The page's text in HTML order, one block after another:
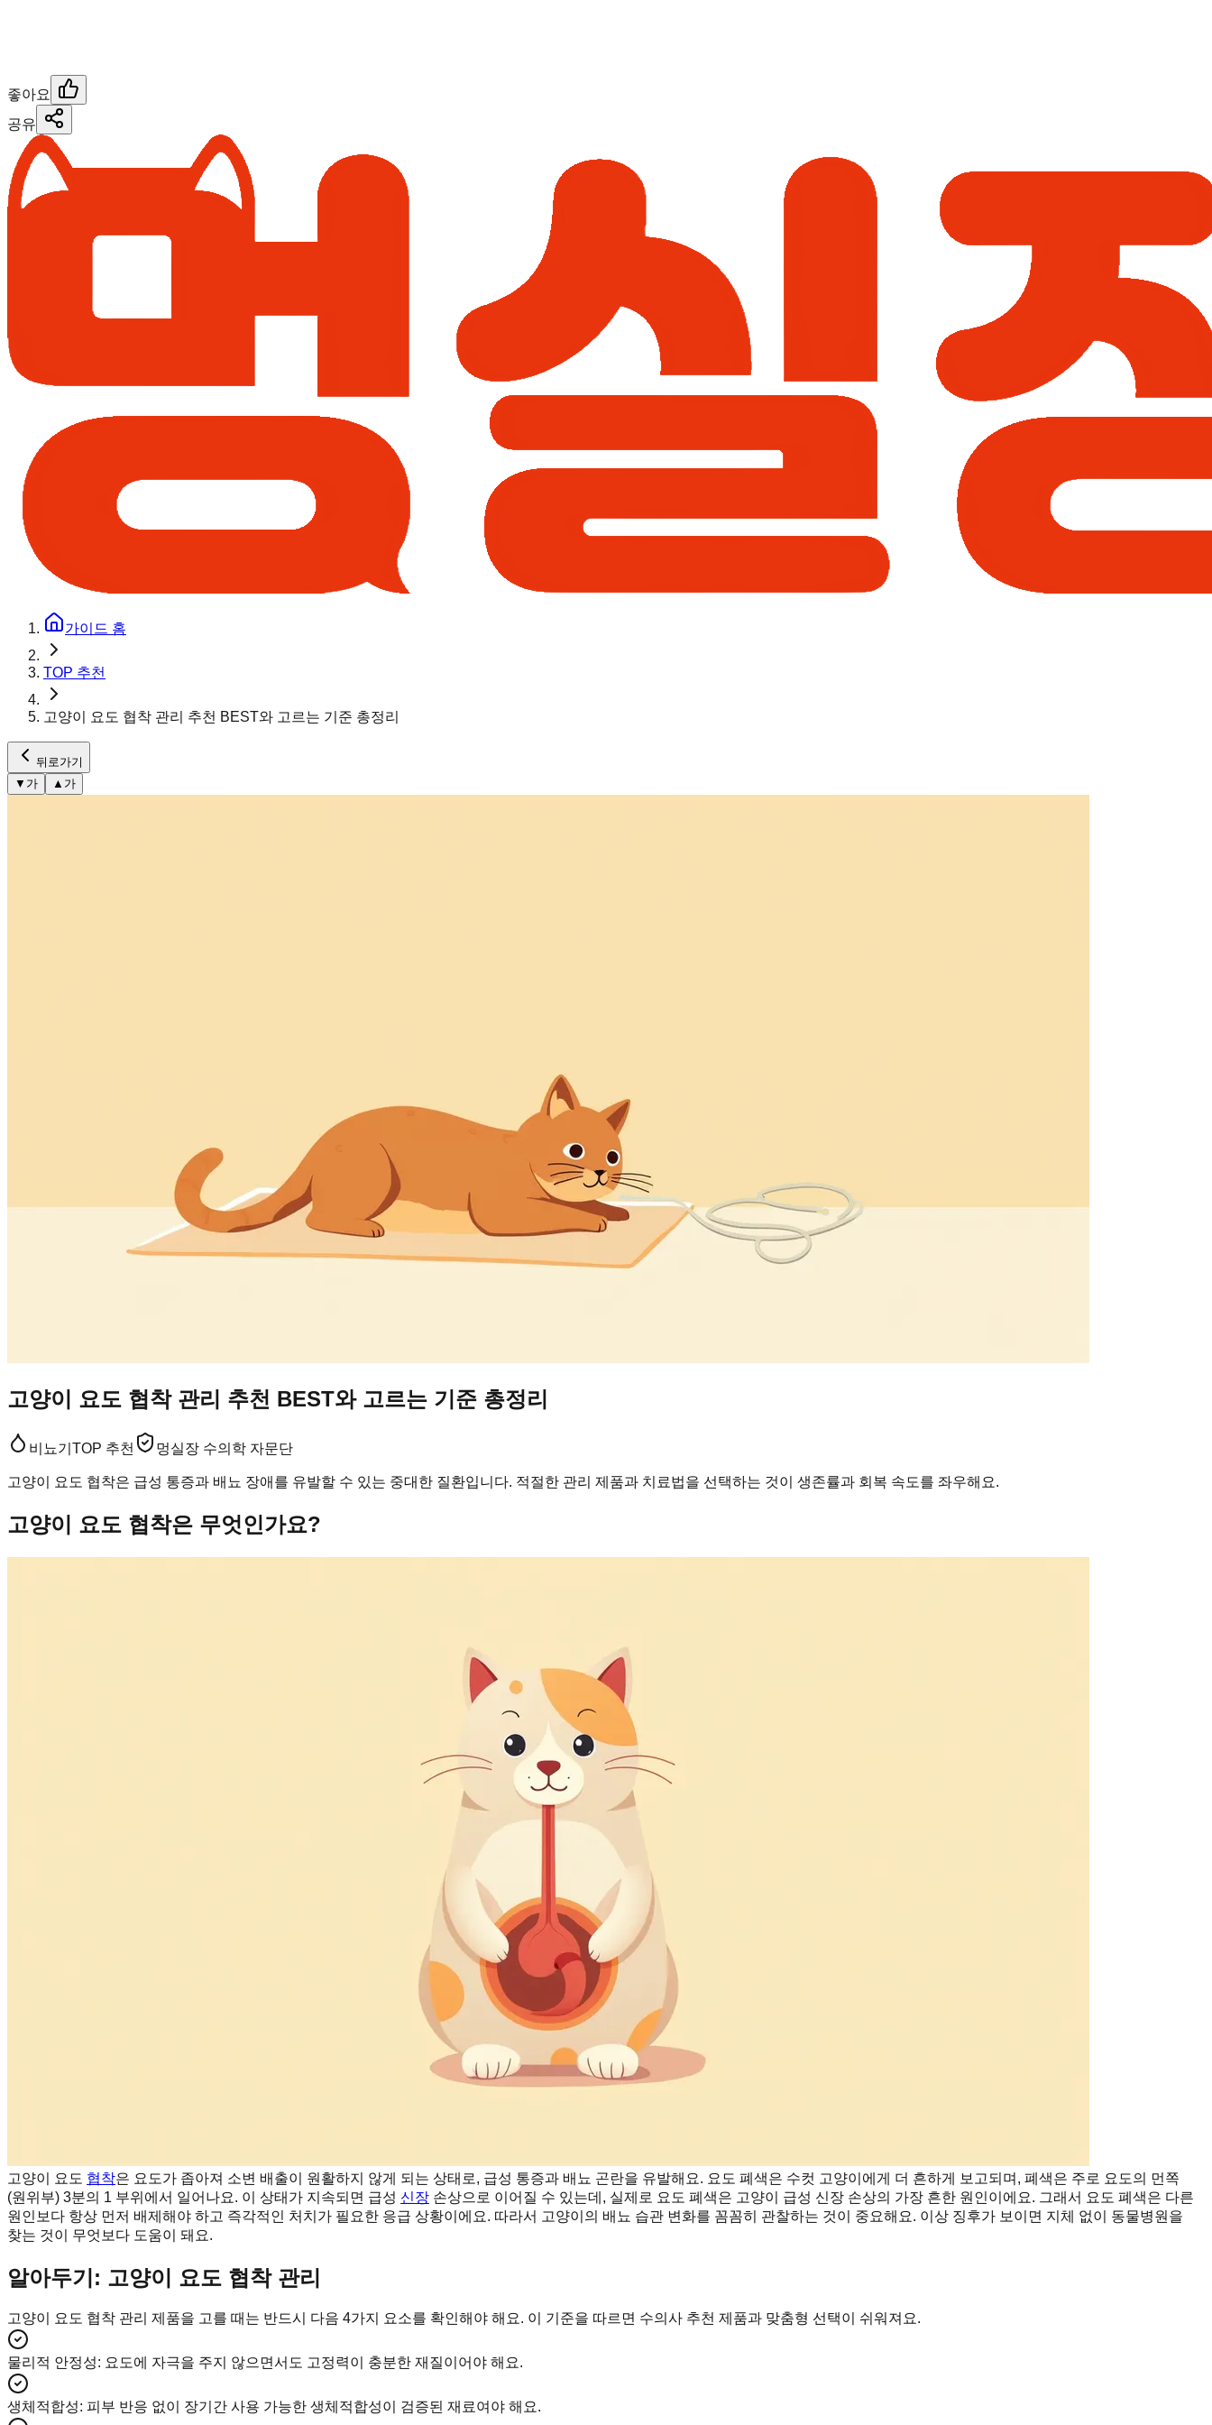
좋아요
공유
가이드 홈
TOP 추천
고양이 요도 협착 관리 추천 BEST와 고르는 기준 총정리
뒤로가기
▼ 가 ▲ 가
고양이 요도 협착 관리 추천 BEST와 고르는 기준 총정리
비뇨기 TOP 추천 멍실장 수의학 자문단
고양이 요도 협착은 급성 통증과 배뇨 장애를 유발할 수 있는 중대한 질환입니다. 적절한 관리 제품과 치료법을 선택하는 것이 생존률과 회복 속도를 좌우해요.
고양이 요도 협착은 무엇인가요?
고양이 요도 협착은 요도가 좁아져 소변 배출이 원활하지 않게 되는 상태로, 급성 통증과 배뇨 곤란을 유발해요. 요도 폐색은 수컷 고양이에게 더 흔하게 보고되며, 폐색은 주로 요도의 먼쪽
(원위부) 3분의 1 부위에서 일어나요. 이 상태가 지속되면 급성 신장 손상으로 이어질 수 있는데, 실제로 요도 폐색은 고양이 급성 신장 손상의 가장 흔한 원인이에요. 그래서 요도 폐색은 다른
원인보다 항상 먼저 배제해야 하고 즉각적인 처치가 필요한 응급 상황이에요. 따라서 고양이의 배뇨 습관 변화를 꼼꼼히 관찰하는 것이 중요해요. 이상 징후가 보이면 지체 없이 동물병원을
찾는 것이 무엇보다 도움이 돼요.
알아두기: 고양이 요도 협착 관리
고양이 요도 협착 관리 제품을 고를 때는 반드시 다음 4가지 요소를 확인해야 해요. 이 기준을 따르면 수의사 추천 제품과 맞춤형 선택이 쉬워져요.
물리적 안정성: 요도에 자극을 주지 않으면서도 고정력이 충분한 재질이어야 해요.
생체적합성: 피부 반응 없이 장기간 사용 가능한 생체적합성이 검증된 재료여야 해요.